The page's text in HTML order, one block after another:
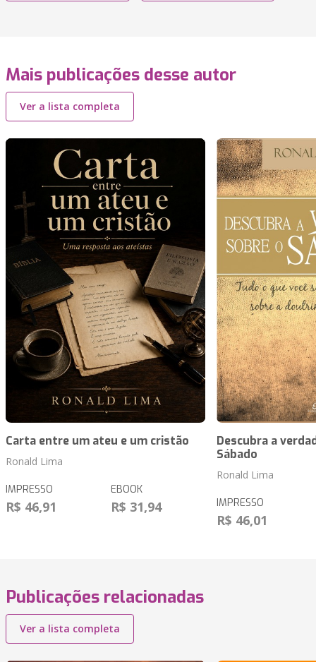
Mais publicações desse autor
Ver a lista completa
Carta entre um ateu e um cristão
Ronald Lima
IMPRESSO
R$ 46,91
EBOOK
R$ 31,94
Descubra a
Sábado
Ronald Lima
IMPRESSO
R$ 46,01
Publicações relacionadas
Ver a lista completa